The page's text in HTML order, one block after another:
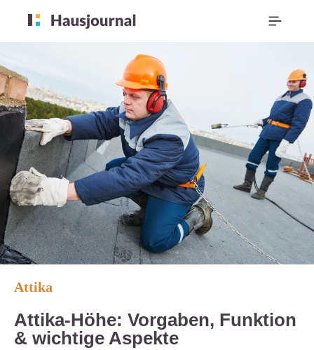
Attika
Attika-Höhe: Vorgaben, Funktion
& wichtige Aspekte